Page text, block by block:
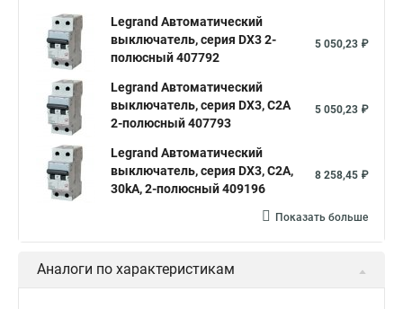
Legrand Автоматический
выключатель, серия DX3 2-
полюсный 407792
5 050,23 ₽
Legrand Автоматический
выключатель, серия DX3, С2A
2-полюсный 407793
5 050,23 ₽
Legrand Автоматический
выключатель, серия DX3, С2A,
30kA, 2-полюсный 409196
8 258,45 ₽
Показать больше
Аналоги по характеристикам